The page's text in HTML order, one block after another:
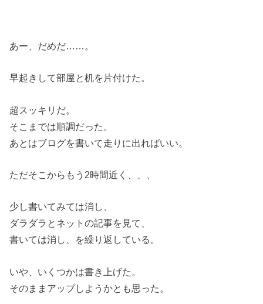
あー、だめだ……。
早起きして部屋と机を片付けた。
超スッキリだ。
そこまでは順調だった。
あとはブログを書いて走りに出ればいい。
ただそこからもう2時間近く、、、
少し書いてみては消し、
ダラダラとネットの記事を見て、
書いては消し、を繰り返している。
いや、いくつかは書き上げた。
そのままアップしようかとも思った。